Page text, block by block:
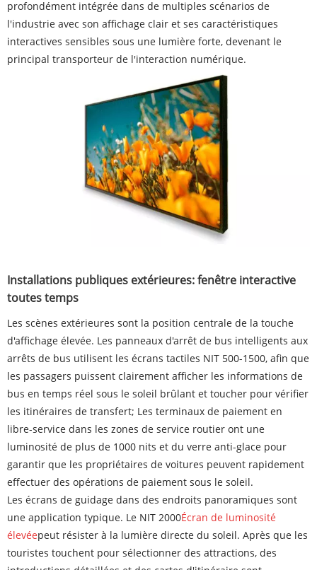
profondément intégrée dans de multiples scénarios de
l'industrie avec son affichage clair et ses caractéristiques
interactives sensibles sous une lumière forte, devenant le
principal transporteur de l'interaction numérique.
Installations publiques extérieures: fenêtre interactive
toutes temps
Les scènes extérieures sont la position centrale de la touche
d'affichage élevée. Les panneaux d'arrêt de bus intelligents aux
arrêts de bus utilisent les écrans tactiles NIT 500-1500, afin que
les passagers puissent clairement afficher les informations de
bus en temps réel sous le soleil brûlant et toucher pour vérifier
les itinéraires de transfert; Les terminaux de paiement en
libre-service dans les zones de service routier ont une
luminosité de plus de 1000 nits et du verre anti-glace pour
garantir que les propriétaires de voitures peuvent rapidement
effectuer des opérations de paiement sous le soleil.
Les écrans de guidage dans des endroits panoramiques sont
une application typique. Le NIT 2000Écran de luminosité
élevéepeut résister à la lumière directe du soleil. Après que les
touristes touchent pour sélectionner des attractions, des